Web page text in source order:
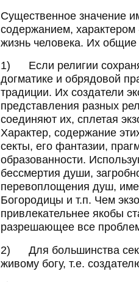
Существенное значение
содержанием,
жизнь человека. Их
1) Если религии
догматике и обрядовой
традиции. Их создатели
представления разных
соединяют их, сплетая
Характер, содержание
секты, его фантазии,
образованности.
бессмертия души,
перевоплощения душ,
Богородицы и т.п. Чем
привлекательнее якобы
разрешающее все
2) Для большинства сект
живому богу, т.е.